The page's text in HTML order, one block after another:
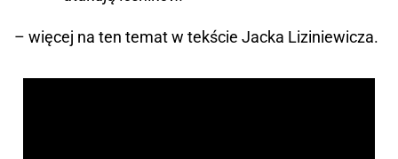
– więcej na ten temat w tekście Jacka Liziniewicza.